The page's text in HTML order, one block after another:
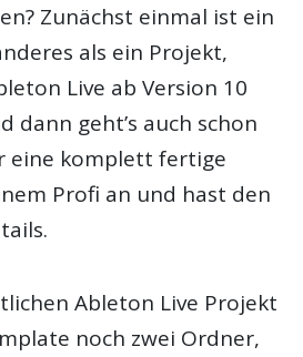
Zunächst einmal ist ein
als ein Projekt,
Live ab Version 10
dann geht’s auch schon
eine komplett fertige
Profi an und hast den
Ableton Live Projekt
noch zwei Ordner,